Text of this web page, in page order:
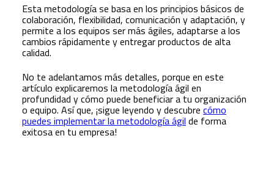
Esta metodología se basa en los principios básicos de
colaboración, flexibilidad, comunicación y adaptación, y
permite a los equipos ser más ágiles, adaptarse a los
cambios rápidamente y entregar productos de alta
calidad.
No te adelantamos más detalles, porque en este
artículo explicaremos la metodología ágil en
profundidad y cómo puede beneficiar a tu organización
o equipo. Así que, ¡sigue leyendo y descubre cómo
puedes implementar la metodología ágil de forma
exitosa en tu empresa!